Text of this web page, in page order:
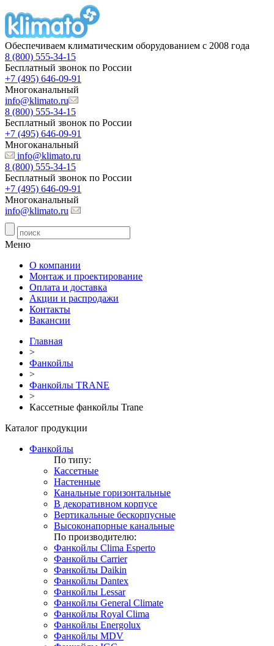
Обеспечиваем климатическим оборудованием с 2008 года
8 (800) 555-34-15
Бесплатный звонок по России
+7 (495) 646-09-91
Многоканальный
info@klimato.ru
8 (800) 555-34-15
Бесплатный звонок по России
+7 (495) 646-09-91
Многоканальный
info@klimato.ru
8 (800) 555-34-15
Бесплатный звонок по России
+7 (495) 646-09-91
Многоканальный
info@klimato.ru
Меню
О компании
Монтаж и проектирование
Оплата и доставка
Акции и распродажи
Контакты
Вакансии
Главная
>
Фанкойлы
>
Фанкойлы TRANE
>
Кассетные фанкойлы Trane
Каталог продукции
Фанкойлы
По типу:
Кассетные
Настенные
Канальные горизонтальные
В декоративном корпусе
Вертикальные бескорпусные
Высоконапорные канальные
По производителю:
Фанкойлы Clima Esperto
Фанкойлы Carrier
Фанкойлы Daikin
Фанкойлы Dantex
Фанкойлы Lessar
Фанкойлы General Climate
Фанкойлы Royal Clima
Фанкойлы Energolux
Фанкойлы MDV